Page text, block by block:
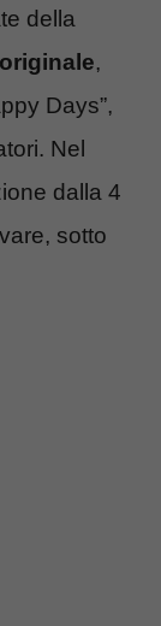
della
,
Days”,
Nel
dalla 4
sotto